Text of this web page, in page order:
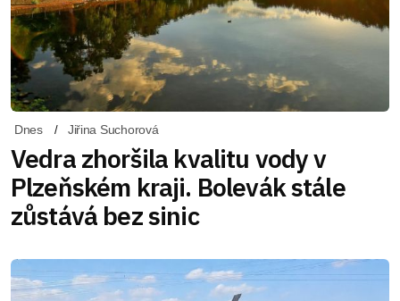
Dnes Jiřina Suchorová
Vedra zhoršila kvalitu vody v
Plzeňském kraji. Bolevák stále
zůstává bez sinic